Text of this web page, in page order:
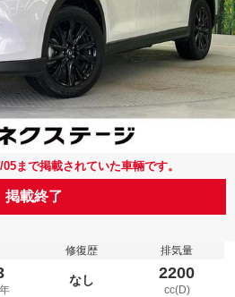
まで掲載されていた車輛です。
掲載終了
修復歴
なし
排気量
2200
cc(D)